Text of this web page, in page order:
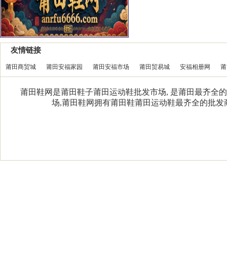
友情链接
莆田商贸城 莆田安福家园 莆田安福市场 莆田贸易城 安福相册网
莆田鞋网是莆田鞋子莆田运动鞋批发市场, 是莆田最齐全
场,莆田鞋网拥有莆田鞋莆田运动鞋最齐全的批